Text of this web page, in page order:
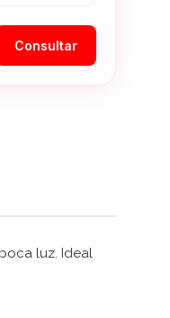
Consultar
luz. Ideal